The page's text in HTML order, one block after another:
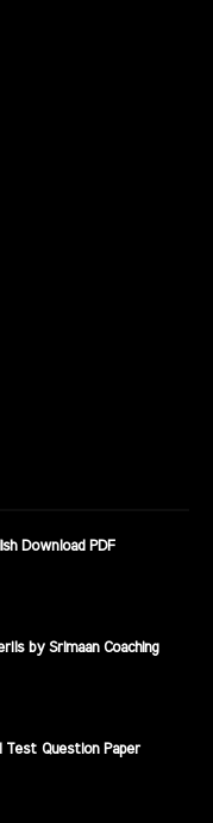
Download PDF
by Srimaan Coaching
Test Question Paper